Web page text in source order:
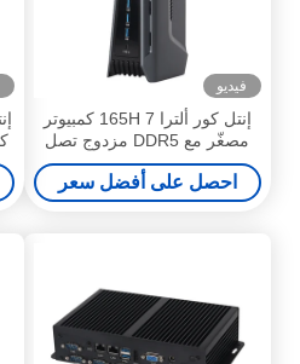
فيديو
إنتل كور ألترا 7 165H كمبيوتر
مصغّر مع DDR5 مزدوج تصل
إلى 96GB لينكس و شبكة LAN
مزدوجة
احصل على أفضل سعر